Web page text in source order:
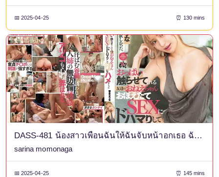
📅 2025-04-25 ⏰ 130 mins
DASS-481 น้องสาวเพื่อนฉันให้ฉันจับหน้าอกเธอ ฉันติดเซ็กส์ครั้งใหม่และมีเซ็กส์กับเธออย่างลับๆ ซ้ำแล้วซ้ำเล่า ซาริน่า โมโมนางะ
sarina momonaga
📅 2025-04-25 ⏰ 145 mins